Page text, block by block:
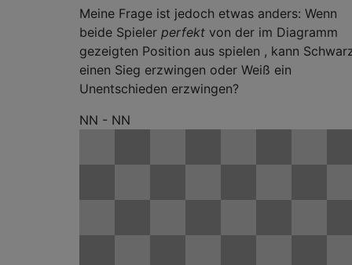
Meine Frage ist jedoch etwas anders: Wenn
beide Spieler perfekt von der im Diagramm
gezeigten Position aus spielen , kann
einen Sieg erzwingen oder Weiß ein
Unentschieden erzwingen?
NN - NN